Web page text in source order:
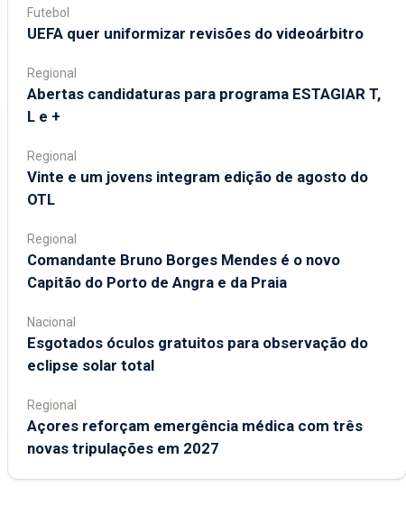
Futebol
UEFA quer uniformizar revisões do videoárbitro
Regional
Abertas candidaturas para programa ESTAGIAR T,
L e +
Regional
Vinte e um jovens integram edição de agosto do
OTL
Regional
Comandante Bruno Borges Mendes é o novo
Capitão do Porto de Angra e da Praia
Nacional
Esgotados óculos gratuitos para observação do
eclipse solar total
Regional
Açores reforçam emergência médica com três
novas tripulações em 2027